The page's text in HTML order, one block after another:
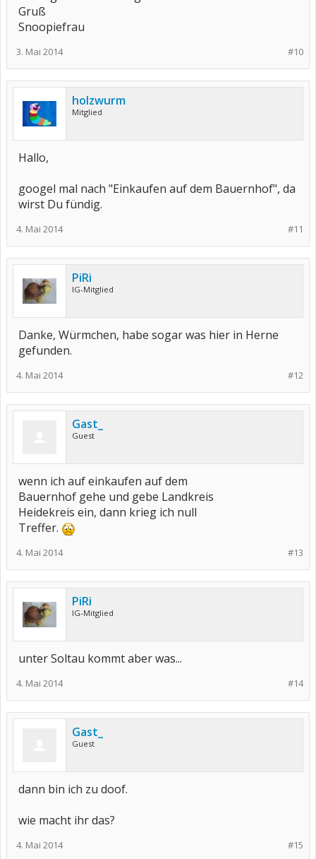
Gruß
Snoopiefrau
#10
3. Mai 2014
holzwurm
Mitglied
Hallo,
googel mal nach "Einkaufen auf dem Bauernhof", da
wirst Du fündig.
#11
4. Mai 2014
PiRi
IG-Mitglied
Danke, Würmchen, habe sogar was hier in Herne
gefunden.
#12
4. Mai 2014
Gast_
Guest
wenn ich auf einkaufen auf dem
Bauernhof gehe und gebe Landkreis
Heidekreis ein, dann krieg ich null
Treffer.
#13
4. Mai 2014
PiRi
IG-Mitglied
unter Soltau kommt aber was...
#14
4. Mai 2014
Gast_
Guest
dann bin ich zu doof.
wie macht ihr das?
#15
4. Mai 2014